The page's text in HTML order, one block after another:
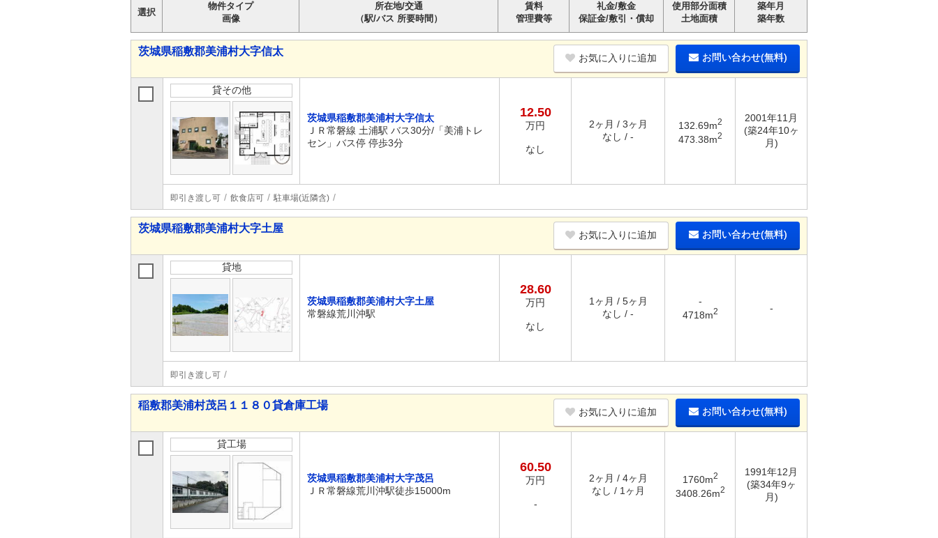
選択
物件タイプ
画像
所在地/交通
（駅/バス 所要時間）
賃料
管理費等
礼金/敷金
保証金/敷引・償却
使用部分面積
土地面積
築年月
築年数
茨城県稲敷郡美浦村大字信太
お気に入りに追加 お問い合わせ(無料)
貸その他
茨城県稲敷郡美浦村大字信太
ＪＲ常磐線 土浦駅 バス30分/「美浦トレ
セン」バス停 停歩3分
12.50
万円
なし
2ヶ月 / 3ヶ月
なし / -
132.69m2
473.38m2
2001年11月
(築24年10ヶ
月)
即引き渡し可 飲食店可 駐車場(近隣含)
茨城県稲敷郡美浦村大字土屋
お気に入りに追加 お問い合わせ(無料)
貸地
茨城県稲敷郡美浦村大字土屋
常磐線荒川沖駅
28.60
万円
なし
1ヶ月 / 5ヶ月
なし / -
-
4718m2 -
即引き渡し可
稲敷郡美浦村茂呂１１８０貸倉庫工場
お気に入りに追加 お問い合わせ(無料)
貸工場
茨城県稲敷郡美浦村大字茂呂
ＪＲ常磐線荒川沖駅徒歩15000m
60.50
万円
-
2ヶ月 / 4ヶ月
なし / 1ヶ月
1760m2
3408.26m2
1991年12月
(築34年9ヶ
月)